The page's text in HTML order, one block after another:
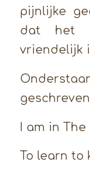
pijnlijke
dat het
vriendelijk
I am in The
To learn to